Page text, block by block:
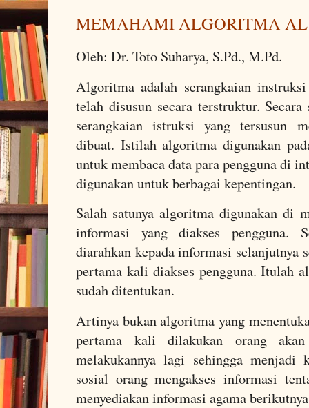
MEMAHAMI ALGORITMA
Oleh: Dr. Toto Suharya, S.Pd., M.Pd.
Algoritma adalah serangkaian
telah disusun secara terstruktur.
serangkaian istruksi yang tersusun
dibuat. Istilah algoritma digunakan
untuk membaca data para pengguna di
digunakan untuk berbagai kepentingan.
Salah satunya algoritma digunakan di
informasi yang diakses pengguna.
diarahkan kepada informasi selanjutnya
pertama kali diakses pengguna. Itulah
sudah ditentukan.
Artinya bukan algoritma yang
pertama kali dilakukan orang
melakukannya lagi sehingga menjadi
sosial orang mengakses informasi
menyediakan informasi agama